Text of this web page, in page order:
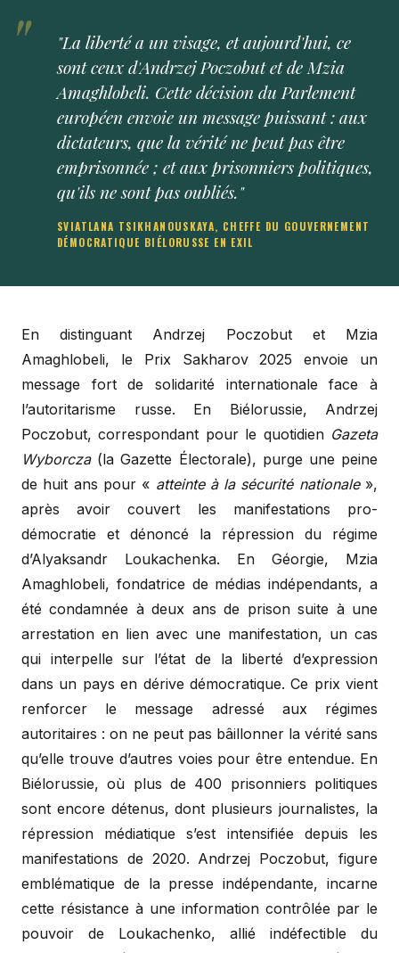
"La liberté a un visage, et aujourd'hui, ce
sont ceux d'Andrzej Poczobut et de Mzia
Amaghlobeli. Cette décision du Parlement
européen envoie un message puissant : aux
dictateurs, que la vérité ne peut pas être
emprisonnée ; et aux prisonniers politiques,
qu'ils ne sont pas oubliés."
SVIATLANA TSIKHANOUSKAYA, CHEFFE DU GOUVERNEMENT
DÉMOCRATIQUE BIÉLORUSSE EN EXIL
En distinguant Andrzej Poczobut et Mzia
Amaghlobeli, le Prix Sakharov 2025 envoie un
message fort de solidarité internationale face à
l’autoritarisme russe. En Biélorussie, Andrzej
Poczobut, correspondant pour le quotidien Gazeta
Wyborcza(la Gazette Électorale), purge une peine
de huit ans pour « atteinte à la sécurité nationale»,
après avoir couvert les manifestations pro-
démocratie et dénoncé la répression du régime
d’Alyaksandr Loukachenka. En Géorgie, Mzia
Amaghlobeli, fondatrice de médias indépendants, a
été condamnée à deux ans de prison suite à une
arrestation en lien avec une manifestation, un cas
qui interpelle sur l’état de la liberté d’expression
dans un pays en dérive démocratique. Ce prix vient
renforcer le message adressé aux régimes
autoritaires : on ne peut pas bâillonner la vérité sans
qu’elle trouve d’autres voies pour être entendue. En
Biélorussie, où plus de 400 prisonniers politiques
sont encore détenus, dont plusieurs journalistes, la
répression médiatique s’est intensifiée depuis les
manifestations de 2020. Andrzej Poczobut, figure
emblématique de la presse indépendante, incarne
cette résistance à une information contrôlée par le
pouvoir de Loukachenko, allié indéfectible du